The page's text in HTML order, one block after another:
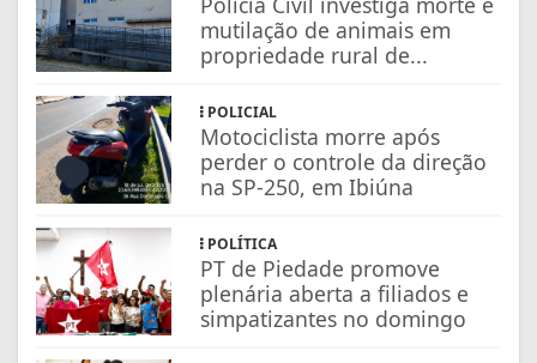
mutilação de animais em
propriedade rural de...
POLICIAL
Motociclista morre após
perder o controle da direção
na SP-250, em Ibiúna
POLÍTICA
PT de Piedade promove
plenária aberta a filiados e
simpatizantes no domingo